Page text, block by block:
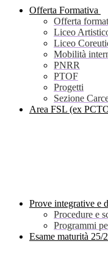
Offerta Formativa
Offerta
Liceo
Liceo
Mobilità
PNRR
PTOF
Progetti
Sezione
Area FSL (ex
Prove integrative e
Procedure e
Programmi
Esame maturità 25/